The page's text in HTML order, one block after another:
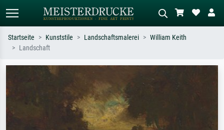
Suchen Sie nach Künstlern, Werktiteln
Sternennacht, Impressionismus, Welle
Hokusai, Akt.
Wiese, Abstrakt mit viel Rot, Dunkles
Ölgemälde, Stehender Akt neben einem
Startseite Kunststile Landschaftsmalerei
William Keith
Landschaft